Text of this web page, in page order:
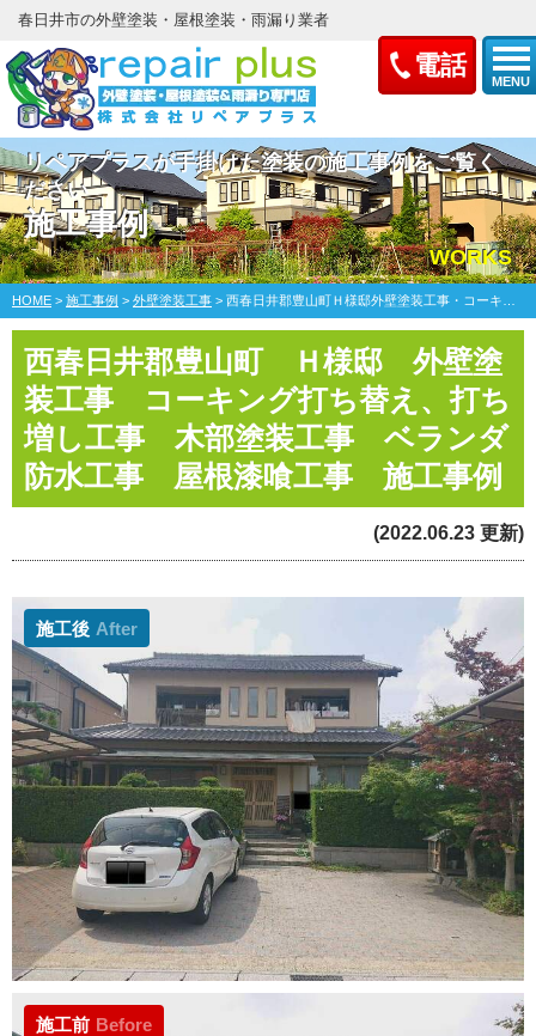
電話
MENU
春日井市の外壁塗装・屋根塗装・雨漏り業者
リペアプラスが手掛けた塗装の施工事例をご覧く
ださい
施工事例
WORKS
HOME > 施工事例 > 外壁塗装工事 > 西春日井郡豊山町Ｈ様邸外壁塗装工事・コーキング打ち替え、打ち増し工事・木部塗装工事・ベランダ防水工事・屋根漆喰工事
西春日井郡豊山町 Ｈ様邸 外壁塗
装工事 コーキング打ち替え、打ち
増し工事 木部塗装工事 ベランダ
防水工事 屋根漆喰工事 施工事例
(2022.06.23 更新)
施工後 After
施工前 Before